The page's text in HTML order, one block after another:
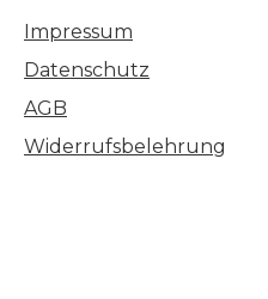
Impressum
Datenschutz
AGB
Widerrufsbelehrung